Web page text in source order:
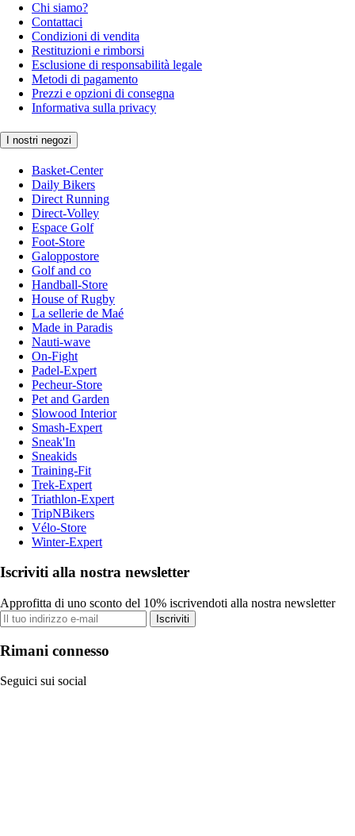
Chi siamo?
Contattaci
Condizioni di vendita
Restituzioni e rimborsi
Esclusione di responsabilità legale
Metodi di pagamento
Prezzi e opzioni di consegna
Informativa sulla privacy
I nostri negozi
Basket-Center
Daily Bikers
Direct Running
Direct-Volley
Espace Golf
Foot-Store
Galoppostore
Golf and co
Handball-Store
House of Rugby
La sellerie de Maé
Made in Paradis
Nauti-wave
On-Fight
Padel-Expert
Pecheur-Store
Pet and Garden
Slowood Interior
Smash-Expert
Sneak'In
Sneakids
Training-Fit
Trek-Expert
Triathlon-Expert
TripNBikers
Vélo-Store
Winter-Expert
Iscriviti alla nostra newsletter
Approfitta di uno sconto del 10% iscrivendoti alla nostra newsletter
Iscriviti
Rimani connesso
Seguici sui social